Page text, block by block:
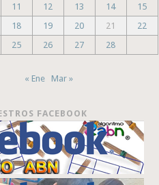
11 12 13 14
15
18 19 20 21
22
25 26 27 28
« Ene Mar »
FACEBOOK